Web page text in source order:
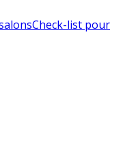
Check-list pour